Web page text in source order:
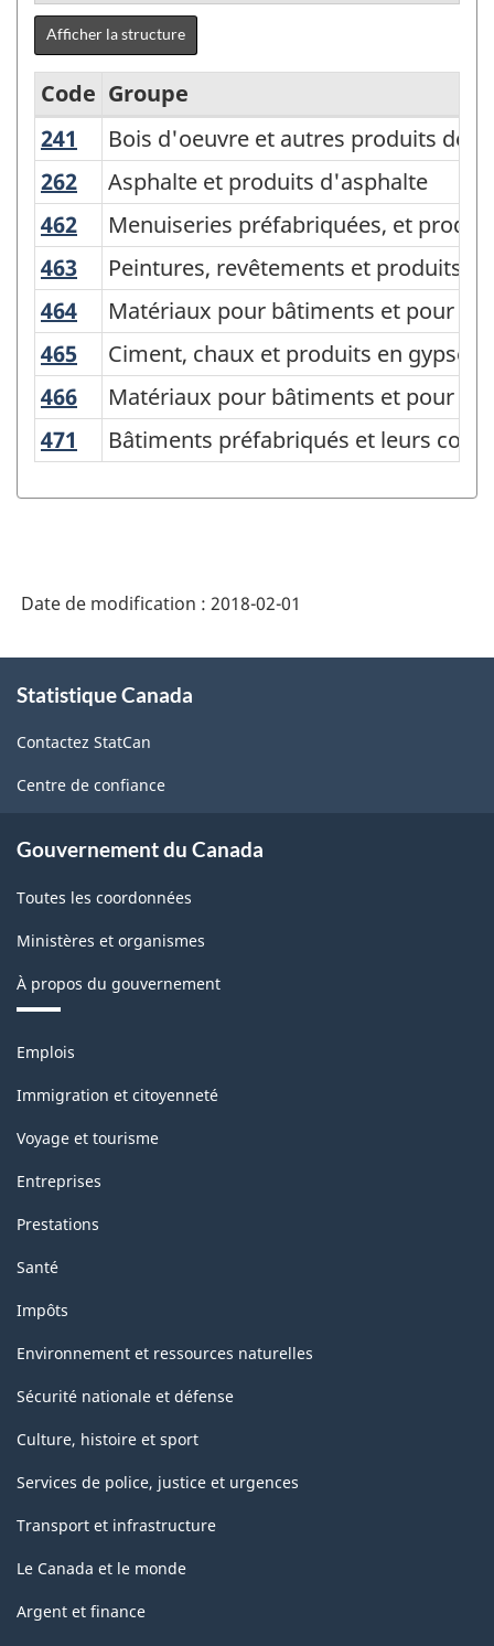
Afficher la structure
Variante
du
SCPAN
Canada
2012
version
1.0
-
Comptes
d'importation
et
marchandises
-
Structure
classification
Code Groupe
241
Bois d'oeuvre et autres produits de
Bois d'oeuvre et autres produits de
262 Asphalte et produits d'asphalte
Asphalte et produits d'asphalte
462 Menuiseries préfabriquées, et
Menuiseries préfabriquées, et
463 Peintures, revêtements et produits
Peintures, revêtements et produits
464 Matériaux pour bâtiments et pour
Matériaux pour bâtiments et pour la
465 Ciment, chaux et produits en gypse
Ciment, chaux et produits en gypse
466 Matériaux pour bâtiments et pour
Matériaux pour bâtiments et pour la
471
Bâtiments préfabriqués et leurs
Bâtiments préfabriqués et leurs
Date de modification : 2018-02-01
propos
ce
site
Statistique Canada
Contactez StatCan
Centre de confiance
Gouvernement du Canada
Toutes les coordonnées
Ministères et organismes
À propos du gouvernement
Thèmes
sujets
Emplois
Immigration et citoyenneté
Voyage et tourisme
Entreprises
Prestations
Santé
Impôts
Environnement et ressources naturelles
Sécurité nationale et défense
Culture, histoire et sport
Services de police, justice et urgences
Transport et infrastructure
Le Canada et le monde
Argent et finance